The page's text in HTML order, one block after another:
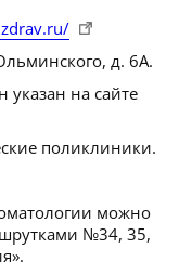
д. 6А.
указан на сайте
поликлиники.
можно
№34, 35,